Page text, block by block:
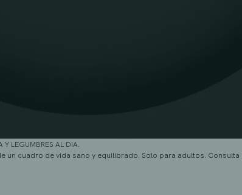
Y LEGUMBRES AL DIA.
cuadro de vida sano y equilibrado. Solo para adultos.